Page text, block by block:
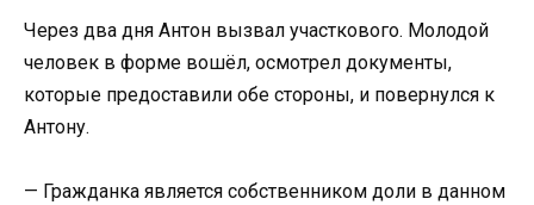
Через два дня Антон вызвал участкового. Молодой
человек в форме вошёл, осмотрел документы,
которые предоставили обе стороны, и повернулся к
Антону.
— Гражданка является собственником доли в данном